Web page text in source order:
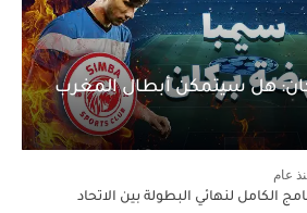
هل سيتمكن أبطال المغرب
عام
الكامل لنهائي البطولة بين الاتحاد